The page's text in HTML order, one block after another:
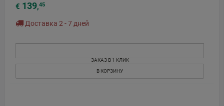
€ 139,45
Доставка 2 - 7 дней
ЗАКАЗ В 1 КЛИК
В КОРЗИНУ